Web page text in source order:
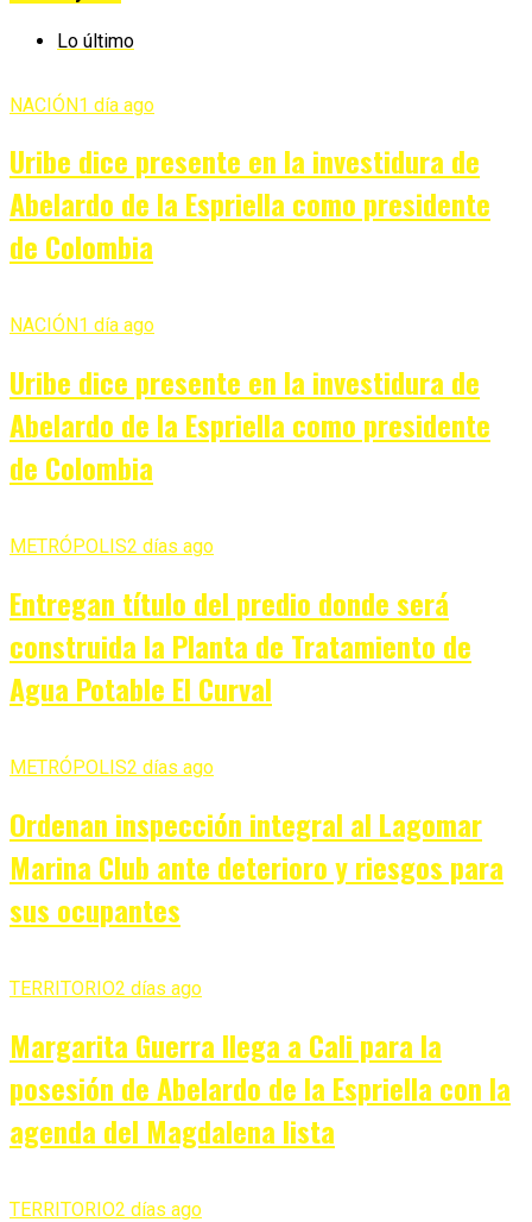
Lo último
NACIÓN1 día ago
Uribe dice presente en la investidura de
Abelardo de la Espriella como presidente
de Colombia
NACIÓN1 día ago
Uribe dice presente en la investidura de
Abelardo de la Espriella como presidente
de Colombia
METRÓPOLIS2 días ago
Entregan título del predio donde será
construida la Planta de Tratamiento de
Agua Potable El Curval
METRÓPOLIS2 días ago
Ordenan inspección integral al Lagomar
Marina Club ante deterioro y riesgos para
sus ocupantes
TERRITORIO2 días ago
Margarita Guerra llega a Cali para la
posesión de Abelardo de la Espriella con la
agenda del Magdalena lista
TERRITORIO2 días ago